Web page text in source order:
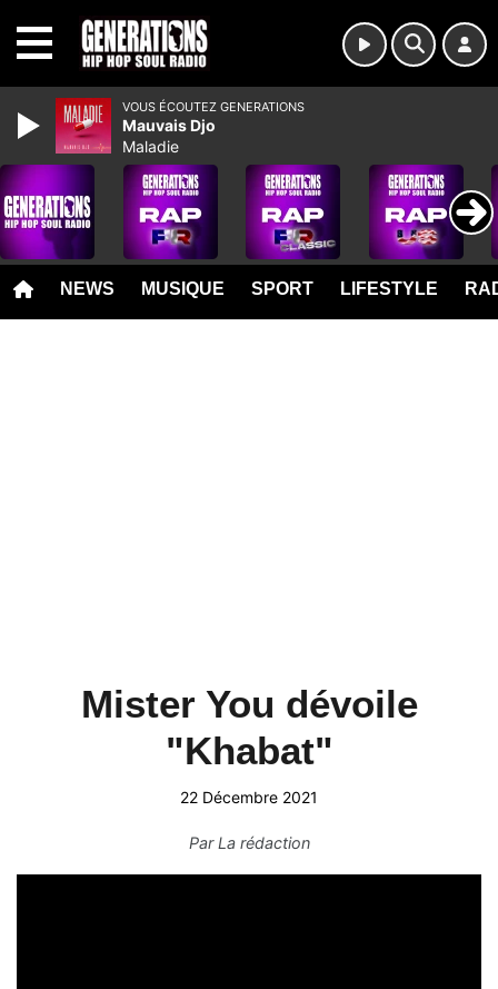
NEWS MUSIQUE SPORT LIFESTYLE
Mister You dévoile
"Khabat"
22 Décembre 2021
ParLa rédaction
VOUS ÉCOUTEZ GENERATIONS
Mauvais Djo
Maladie